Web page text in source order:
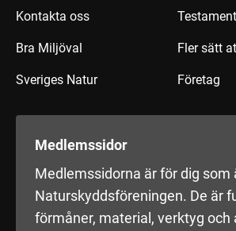
Kontakta oss
Bra Miljöval
Sveriges Natur
Fler sätt
Företag
Medlemssidor
Medlemssidorna är för dig som
Naturskyddsföreningen. De är
förmåner, material, verktyg och